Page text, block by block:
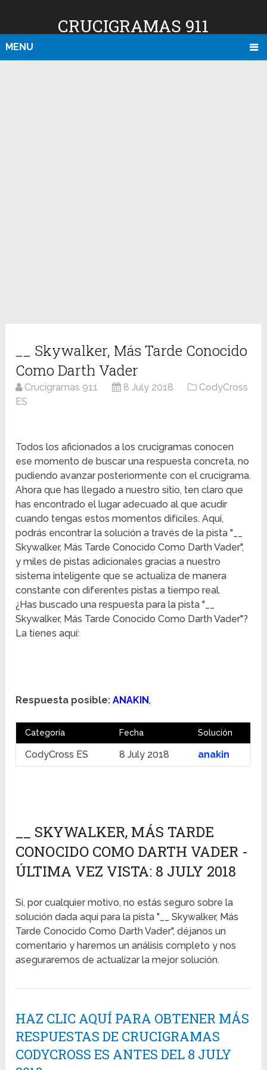
CRUCIGRAMAS 911
MENU
__ Skywalker, Más Tarde Conocido
Como Darth Vader
Crucigramas 911 8 July 2018
CodyCross
ES
Todos los aficionados a los crucigramas conocen
ese momento de buscar una respuesta concreta, no
pudiendo avanzar posteriormente con el crucigrama.
Ahora que has llegado a nuestro sitio, ten claro que
has encontrado el lugar adecuado al que acudir
cuando tengas estos momentos difíciles. Aquí,
podrás encontrar la solución a través de la pista "__
Skywalker, Más Tarde Conocido Como Darth Vader",
y miles de pistas adicionales gracias a nuestro
sistema inteligente que se actualiza de manera
constante con diferentes pistas a tiempo real.
¿Has buscado una respuesta para la pista "__
Skywalker, Más Tarde Conocido Como Darth Vader"?
La tienes aquí:
Respuesta posible: ANAKIN,
Categoría Fecha Solución
CodyCross ES 8 July 2018 anakin
__ SKYWALKER, MÁS TARDE
CONOCIDO COMO DARTH VADER -
ÚLTIMA VEZ VISTA: 8 JULY 2018
Si, por cualquier motivo, no estás seguro sobre la
solución dada aquí para la pista "__ Skywalker, Más
Tarde Conocido Como Darth Vader", déjanos un
comentario y haremos un análisis completo y nos
aseguraremos de actualizar la mejor solución.
HAZ CLIC AQUÍ PARA OBTENER MÁS
RESPUESTAS DE CRUCIGRAMAS
CODYCROSS ES ANTES DEL 8 JULY